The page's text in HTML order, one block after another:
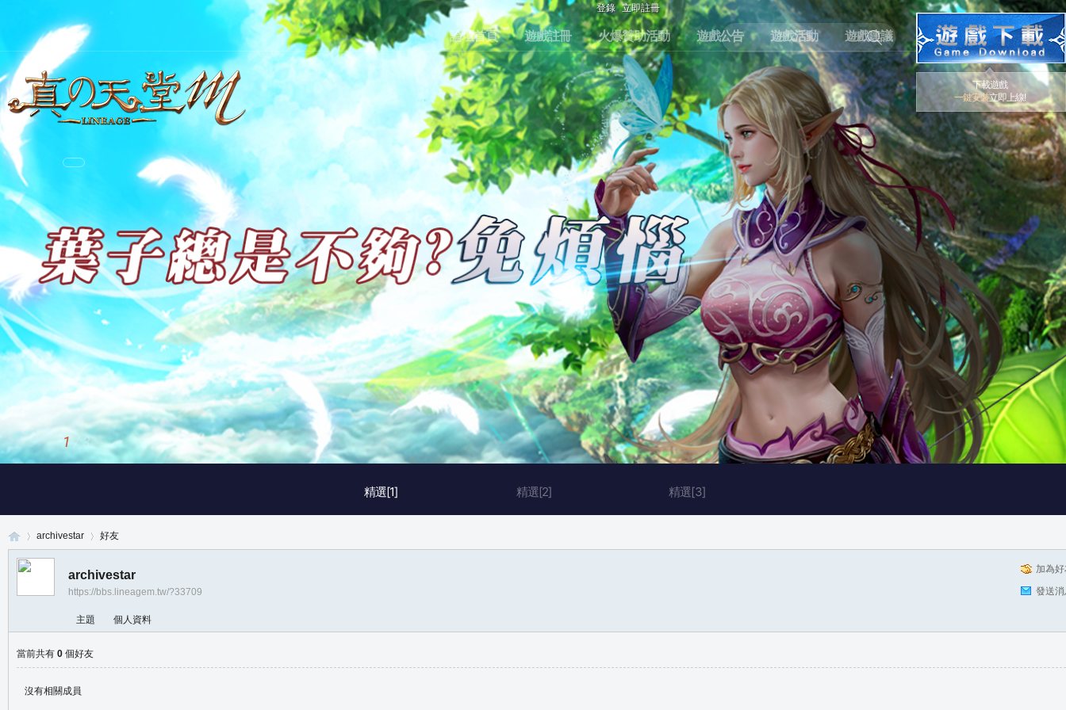
登錄 立即註冊
論壇首頁 遊戲註冊 火爆贊助活動 遊戲公告 遊戲活動 遊戲建議
下載遊戲
一鍵安裝立即上線!
精選[1] 精選[2] 精選[3]
1 / 3
archivestar 好友
加為
發送
archivestar
https://bbs.lineagem.tw/?33709
主題 個人資料
當前共有 0 個好友
沒有相關成員